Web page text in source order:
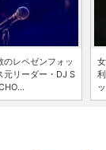
のレペゼンフォッ
元リーダー・DJ S